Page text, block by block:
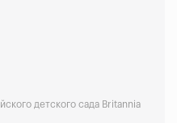
детского сада Britannia